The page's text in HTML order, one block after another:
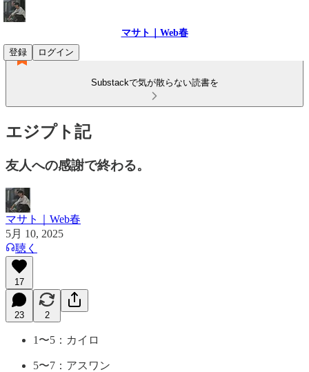
マサト｜Web春
登録
ログイン
Substackで気が散らない読書を
エジプト記
友人への感謝で終わる。
マサト｜Web春
5月 10, 2025
聴く
17
23 2
1〜5：カイロ
5〜7：アスワン